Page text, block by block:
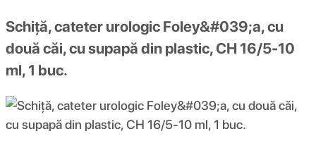
Schiță, cateter urologic Foley&#039;a, cu
două căi, cu supapă din plastic, CH 16/5-10
ml, 1 buc.